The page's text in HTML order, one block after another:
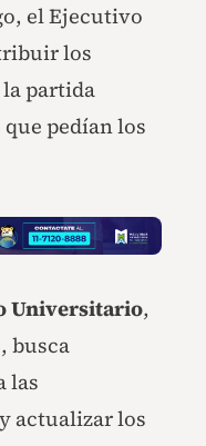
el Ejecutivo
los
partida
pedían los
Universitario,
busca
las
actualizar los